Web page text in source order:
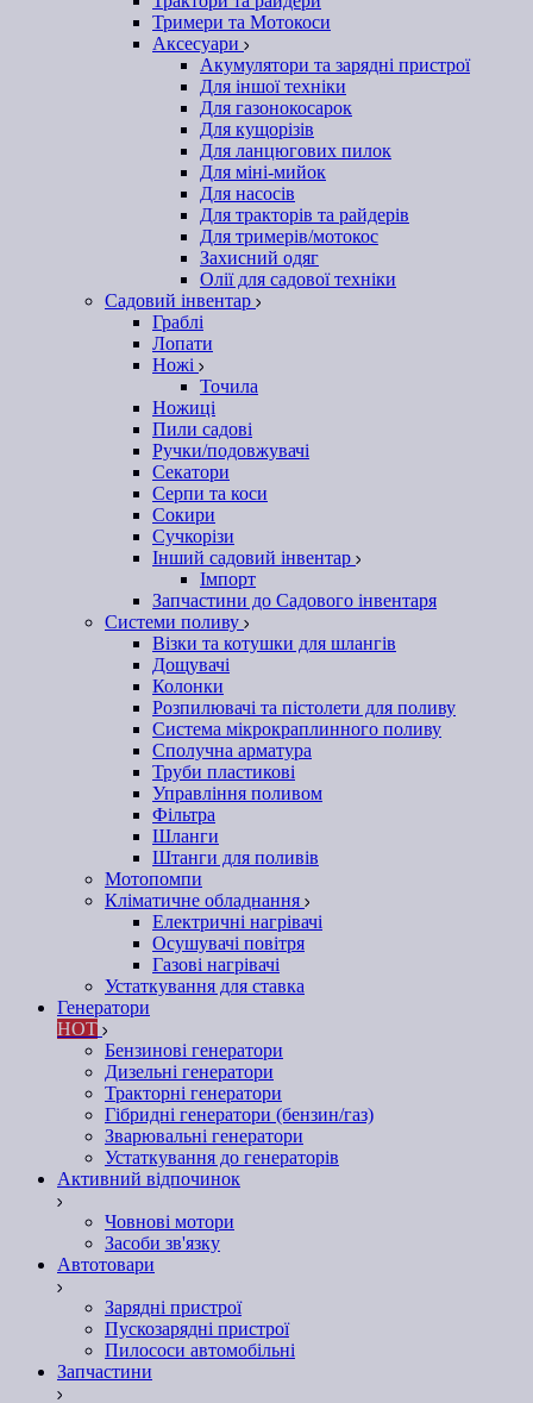
Тримери та Мотокоси
Аксесуари
Акумулятори та зарядні пристрої
Для іншої техніки
Для газонокосарок
Для кущорізів
Для ланцюгових пилок
Для міні-мийок
Для насосів
Для тракторів та райдерів
Для тримерів/мотокос
Захисний одяг
Олії для садової техніки
Садовий інвентар
Граблі
Лопати
Ножі
Точила
Ножиці
Пили садові
Ручки/подовжувачі
Секатори
Серпи та коси
Сокири
Сучкорізи
Інший садовий інвентар
Імпорт
Запчастини до Садового інвентаря
Системи поливу
Візки та котушки для шлангів
Дощувачі
Колонки
Розпилювачі та пістолети для поливу
Система мікрокраплинного поливу
Сполучна арматура
Труби пластикові
Управління поливом
Фільтра
Шланги
Штанги для поливів
Мотопомпи
Кліматичне обладнання
Електричні нагрівачі
Осушувачі повітря
Газові нагрівачі
Устаткування для ставка
Генератори
HOT
Бензинові генератори
Дизельні генератори
Тракторні генератори
Гібридні генератори (бензин/газ)
Зварювальні генератори
Устаткування до генераторів
Активний відпочинок
Човнові мотори
Засоби зв'язку
Автотовари
Зарядні пристрої
Пускозарядні пристрої
Пилососи автомобільні
Запчастини